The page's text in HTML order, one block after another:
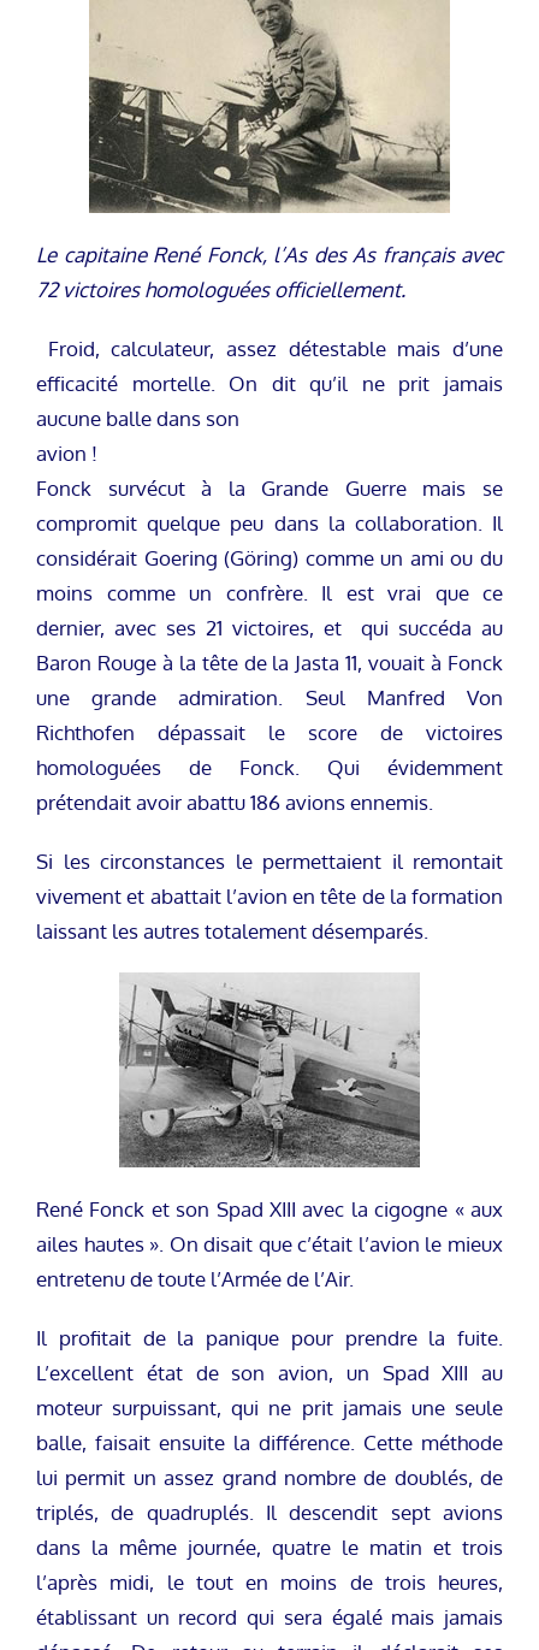
Le capitaine René Fonck, l’As des As français avec
72 victoires homologuées officiellement.
Froid, calculateur, assez détestable mais d’une
efficacité mortelle. On dit qu’il ne prit jamais
aucune balle dans son
avion !
Fonck survécut à la Grande Guerre mais se
compromit quelque peu dans la collaboration. Il
considérait Goering (Göring) comme un ami ou du
moins comme un confrère. Il est vrai que ce
dernier, avec ses 21 victoires, et qui succéda au
Baron Rouge à la tête de la Jasta 11, vouait à Fonck
une grande admiration. Seul Manfred Von
Richthofen dépassait le score de victoires
homologuées de Fonck. Qui évidemment
prétendait avoir abattu 186 avions ennemis.
Si les circonstances le permettaient il remontait
vivement et abattait l’avion en tête de la formation
laissant les autres totalement désemparés.
René Fonck et son Spad XIII avec la cigogne « aux
ailes hautes ». On disait que c’était l’avion le mieux
entretenu de toute l’Armée de l’Air.
Il profitait de la panique pour prendre la fuite.
L’excellent état de son avion, un Spad XIII au
moteur surpuissant, qui ne prit jamais une seule
balle, faisait ensuite la différence. Cette méthode
lui permit un assez grand nombre de doublés, de
triplés, de quadruplés. Il descendit sept avions
dans la même journée, quatre le matin et trois
l’après midi, le tout en moins de trois heures,
établissant un record qui sera égalé mais jamais